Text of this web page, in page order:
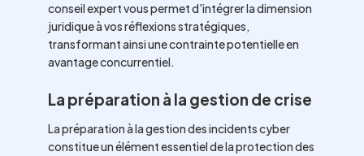
conseil expert vous permet d'intégrer la dimension
juridique à vos réflexions stratégiques,
transformant ainsi une contrainte potentielle en
avantage concurrentiel.
La préparation à la gestion de crise
La préparation à la gestion des incidents cyber
constitue un élément essentiel de la protection des